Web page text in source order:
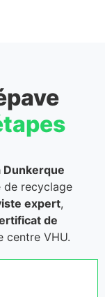
Dunkerque
de recyclage
expert,
de
VHU.